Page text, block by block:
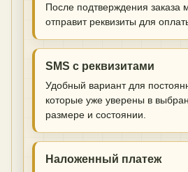
После подтверждения заказа
отправит реквизиты для
SMS с реквизитами
Удобный вариант для
которые уже уверены в
размере и состоянии.
Наложенный платеж